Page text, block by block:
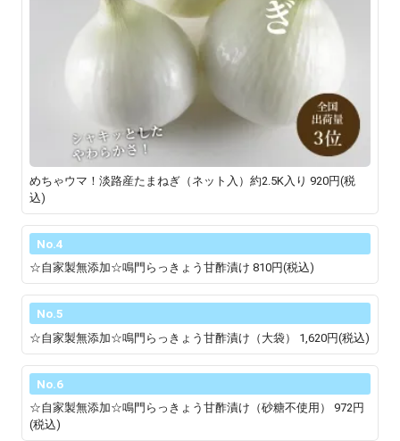
めちゃウマ！淡路産たまねぎ（ネット入）約2.5K入り920円(税
込)
No.4
☆自家製無添加☆鳴門らっきょう甘酢漬け810円(税込)
No.5
☆自家製無添加☆鳴門らっきょう甘酢漬け（大袋） 1,620円(税込)
No.6
☆自家製無添加☆鳴門らっきょう甘酢漬け（砂糖不使用）972円
(税込)